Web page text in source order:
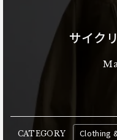
サイク
CATEGORY Clothing